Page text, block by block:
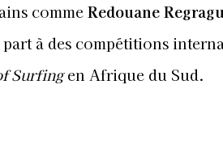
commeRedouane
à des compétitions
Surfingen Afrique du Sud.